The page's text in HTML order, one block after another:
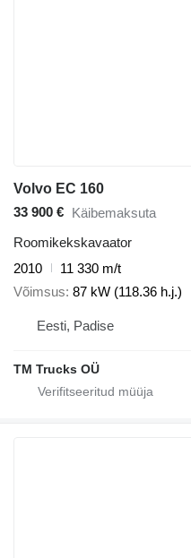
Volvo EC 160
33 900 € Käibemaksuta
Roomikekskavaator
2010
11 330 m/t
Võimsus 87 kW (118.36 h.j.)
Eesti, Padise
TM Trucks OÜ